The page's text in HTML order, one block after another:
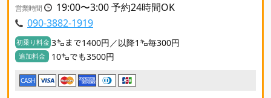
営業時間
19:00〜3:00 予約24時間OK
090-3882-1919
初乗り料金 3㌔まで1400円／以降1㌔毎300円
追加料金 10㌔でも3500円
CASH